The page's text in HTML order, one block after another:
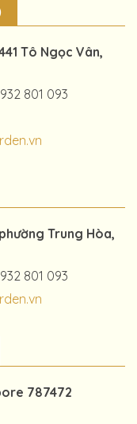
Tô Ngọc Vân,
801 093
Trung Hòa,
801 093
787472